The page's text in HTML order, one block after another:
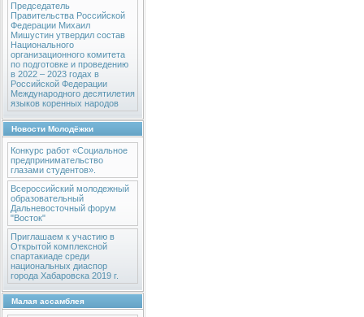
Председатель
Правительства Российской
Федерации Михаил
Мишустин утвердил состав
Национального
организационного комитета
по подготовке и проведению
в 2022 – 2023 годах в
Российской Федерации
Международного десятилетия
языков коренных народов
Новости Молодёжки
Конкурс работ «Социальное
предпринимательство
глазами студентов».
Всероссийский молодежный
образовательный
Дальневосточный форум
"Восток"
Приглашаем к участию в
Открытой комплексной
спартакиаде среди
национальных диаспор
города Хабаровска 2019 г.
Малая ассамблея